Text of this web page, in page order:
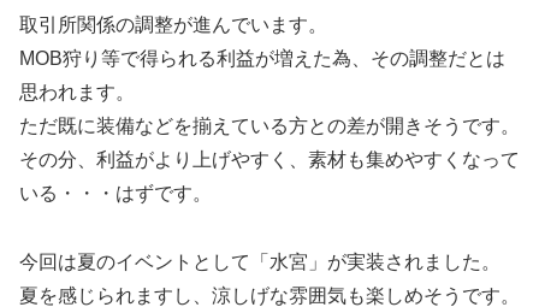
取引所関係の調整が進んでいます。
MOB狩り等で得られる利益が増えた為、その調整だとは
思われます。
ただ既に装備などを揃えている方との差が開きそうです。
その分、利益がより上げやすく、素材も集めやすくなって
いる・・・はずです。
今回は夏のイベントとして「水宮」が実装されました。
夏を感じられますし、涼しげな雰囲気も楽しめそうです。